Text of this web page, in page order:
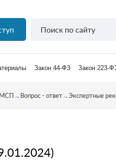
Закон 44-ФЗ Закон 223-
→Вопрос - ответ→Экспертные